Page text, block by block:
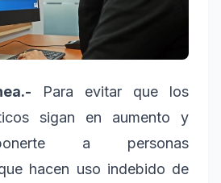
Para evitar que los
sigan en aumento y
a personas
hacen uso indebido de